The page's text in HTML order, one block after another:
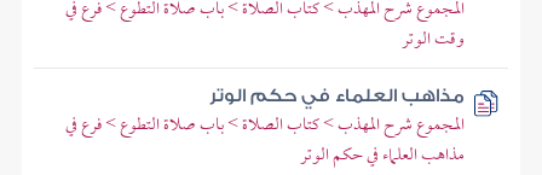
المجموع شرح المهذب > كتاب الصلاة > باب صلاة التطوع > فرع في
وقت الوتر
مذاهب العلماء في حكم الوتر
المجموع شرح المهذب > كتاب الصلاة > باب صلاة التطوع > فرع في
مذاهب العلماء في حكم الوتر